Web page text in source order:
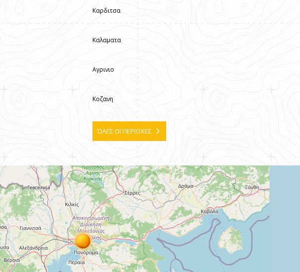
Καρδιτσα
Καλαματα
Αγρινιο
Κοζανη
ΌΛΕΣ ΟΙ ΠΕΡΙΟΧΕΣ